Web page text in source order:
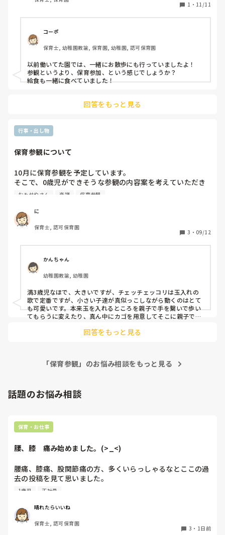
1 ・ 11/11
コーポ
保育士, 幼稚園教諭, 保育園, 幼稚園, 認可保育園
以前働いてた園では、一緒にお散歩にも行っていましたよ！
参観というより、保育参加、という感じでしょうか？
給食も一緒に食べていました！
回答をもっと見る
行事・出し物
保育参観について
10月に保育参観を予定しています。
そこで、0歳児ができそうな参観の内容案を考えていただき
たいです。
て過ごしました。
音楽が好きな子たちなので、音楽を流しながら軽く体を動か
せるような活動もいいかな？と思うのですが、あまり案が浮
おみせやさん 楽譜 保育参観
に
保育士, 認可保育園
3 ・ 09/12
かんちゃん
幼稚園教諭, 幼稚園
満3歳児なほで、大きいですが、チェッチェッコリは玉入れの
歌で定番ですが、小さい子達が真似っこしながら動くのはとて
も可愛いです。本来玉を入れるところを親子で手を繋いで歩い
てもらうに変えたり、真ん中にカゴを用意してそこに親子で物
ですね！ダンボールの車や、船などを作って親子で音に合わせ
回答をもっと見る
「保育参観」のお悩み相談をもっと見る
話題のお悩み相談
保育・お仕事
腰、膝　痛み始めました。(>_<)
腰痛、膝痛、股関節痛の方、多くいらっしゃるなとここの過
去の投稿を見て思いました。
という私も、２週間前、初めて腰痛になりました。
右腰が痛くて、起き上がれない。
1歳児 正社員
晴れたらいいね
保育士, 認可保育園
3 ・ 1日前